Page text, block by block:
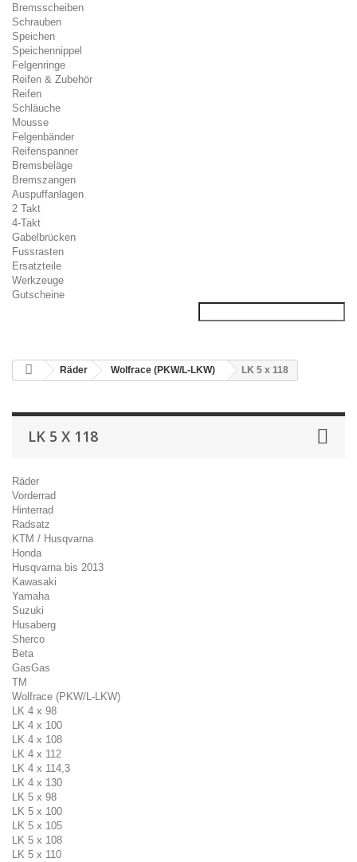
Bremsscheiben
Schrauben
Speichen
Speichennippel
Felgenringe
Reifen & Zubehör
Reifen
Schläuche
Mousse
Felgenbänder
Reifenspanner
Bremsbeläge
Bremszangen
Auspuffanlagen
2 Takt
4-Takt
Gabelbrücken
Fussrasten
Ersatzteile
Werkzeuge
Gutscheine
Räder Wolfrace (PKW/L-LKW) LK 5 x 118
LK 5 X 118
Räder
Vorderrad
Hinterrad
Radsatz
KTM / Husqvarna
Honda
Husqvarna bis 2013
Kawasaki
Yamaha
Suzuki
Husaberg
Sherco
Beta
GasGas
TM
Wolfrace (PKW/L-LKW)
LK 4 x 98
LK 4 x 100
LK 4 x 108
LK 4 x 112
LK 4 x 114,3
LK 4 x 130
LK 5 x 98
LK 5 x 100
LK 5 x 105
LK 5 x 108
LK 5 x 110